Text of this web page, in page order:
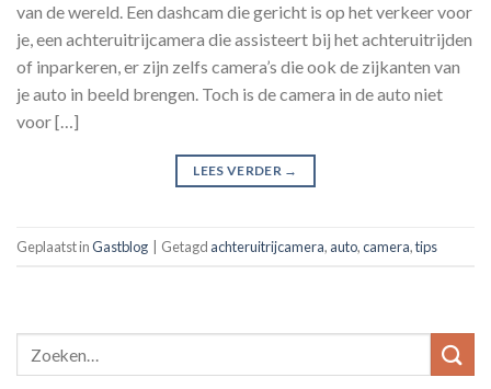
van de wereld. Een dashcam die gericht is op het verkeer voor
je, een achteruitrijcamera die assisteert bij het achteruitrijden
of inparkeren, er zijn zelfs camera’s die ook de zijkanten van
je auto in beeld brengen. Toch is de camera in de auto niet
voor […]
LEES VERDER →
Geplaatst inGastblog Getagd achteruitrijcamera, auto,camera,tips